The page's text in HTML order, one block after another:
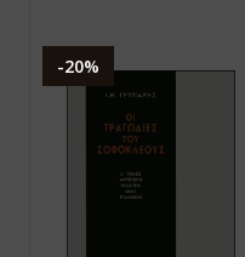
-20%